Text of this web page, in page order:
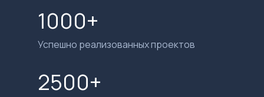
1000+
Успешно реализованных проектов
2500+